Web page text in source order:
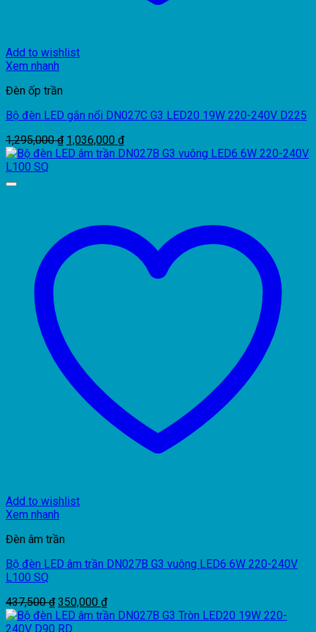
Add to wishlist
Xem nhanh
Đèn ốp trần
Bộ đèn LED gắn nổi DN027C G3 LED20 19W 220-240V D225
1,295,000₫ Giá
gốc
1,036,000 ₫Giá
hiện
Add to wishlist
Xem nhanh
Đèn âm trần
Bộ đèn LED âm trần DN027B G3 vuông LED6 6W 220-240V
L100 SQ
437,500₫ Giá
gốc
là:
350,000 ₫Giá
hiện